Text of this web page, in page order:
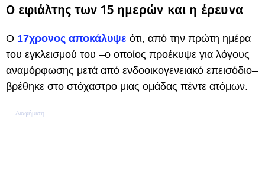
Ο εφιάλτης των 15 ημερών και η έρευνα
Ο 17χρονος αποκάλυψε ότι, από την πρώτη ημέρα
του εγκλεισμού του –ο οποίος προέκυψε για λόγους
αναμόρφωσης μετά από ενδοοικογενειακό επεισόδιο–
βρέθηκε στο στόχαστρο μιας ομάδας πέντε ατόμων.